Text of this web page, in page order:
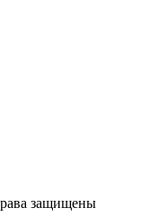
защищены